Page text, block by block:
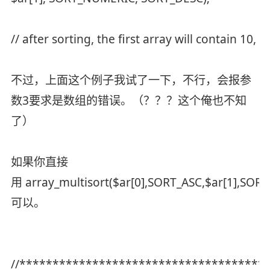
// after sorting, the first array will contain 10,
不过，上面这个例子我试了一下，不行，会报参
数3要求是数组的错误。（？？？这个俺也不知
了）
如果你直接
用
可以。
//